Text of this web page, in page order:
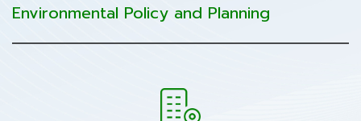
Environmental Policy and Planning